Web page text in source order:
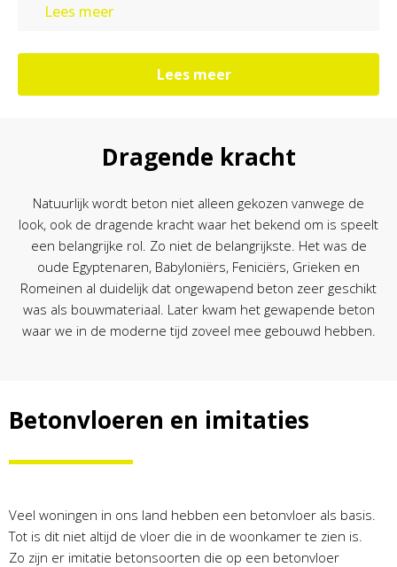
Lees meer
Lees meer
Dragende kracht
Natuurlijk wordt beton niet alleen gekozen vanwege de
look, ook de dragende kracht waar het bekend om is speelt
een belangrijke rol. Zo niet de belangrijkste. Het was de
oude Egyptenaren, Babyloniërs, Feniciërs, Grieken en
Romeinen al duidelijk dat ongewapend beton zeer geschikt
was als bouwmateriaal. Later kwam het gewapende beton
waar we in de moderne tijd zoveel mee gebouwd hebben.
Betonvloeren en imitaties
Veel woningen in ons land hebben een betonvloer als basis.
Tot is dit niet altijd de vloer die in de woonkamer te zien is.
Zo zijn er imitatie betonsoorten die op een betonvloer